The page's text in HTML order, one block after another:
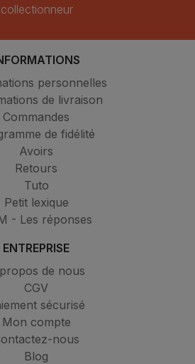
personnelles
de livraison
Commandes
de fidélité
Avoirs
Retours
Tuto
Petit lexique
- Les réponses
ENTREPRISE
de nous
CGV
sécurisé
Mon compte
nous
Blog